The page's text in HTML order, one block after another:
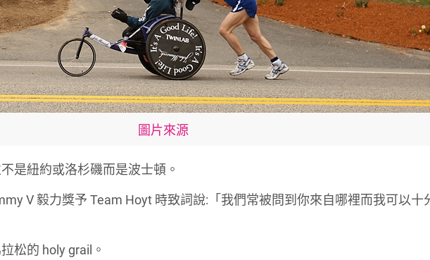
圖片來源
是紐約或洛杉磯而是波士頓。
V 毅力獎予 Team Hoyt 時致詞說:「我們常被問到你來自哪裡而我可以十
松的 holy grail。